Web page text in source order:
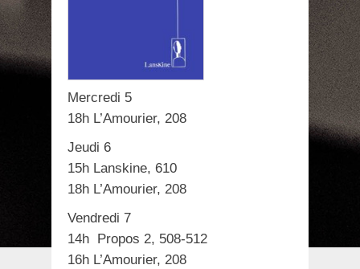
Mercredi 5
18h L’Amourier, 208
Jeudi 6
15h Lanskine, 610
18h L’Amourier, 208
Vendredi 7
14h Propos 2, 508-512
16h L’Amourier, 208